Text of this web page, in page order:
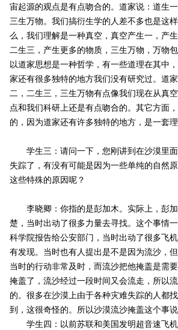
宙起源的观点是有点吻合的。道家说：道生
三生万物。我们搞衍生学的人差不多也是这
么，我们理解是一种真空，真空产生一，产
二生三，产生更多的物质，三生万物，万物
以道家思想是一种哲学，有一些道理在其中
家还有很多独特的地方我们没有研究过。道
二，二生三，三生万物有点像我们现在从真
点和我们科研上还是有点吻合的。其它方面
的，因为道家还有许多独特的地方，是一套理
学生三：请问一下，您刚讲到在沙漠里面
失踪了，有没有可能是因为一些单纯的自然
这些特殊的原因呢？
李晓卿：你指的是彭加木。实际上，彭加
楚，当时出动了很多力量去寻找。这个事情
科学院报告给公安部门，当时出动了很多飞
有发现。当时也有人提出是不是因为流沙，但
当时的行动非常及时，而流沙把他掩盖是需
掩盖了，流沙经过一段时间又会流走，所以
的。很多在沙漠上由于各种灾难失踪的人都
到，这很奇怪的。所以沙漠流沙掩盖这个事说
学生四：以前苏联和美国发明超音速飞机